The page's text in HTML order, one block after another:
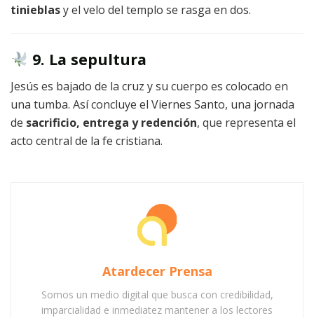
tinieblasy el velo del templo se rasga en dos.
9. La sepultura
Jesús es bajado de la cruz y su cuerpo es colocado en
una tumba. Así concluye el Viernes Santo, una jornada
de sacrificio, entrega y redención, que representa el
acto central de la fe cristiana.
Atardecer Prensa
Somos un medio digital que busca con credibilidad,
imparcialidad e inmediatez mantener a los lectores